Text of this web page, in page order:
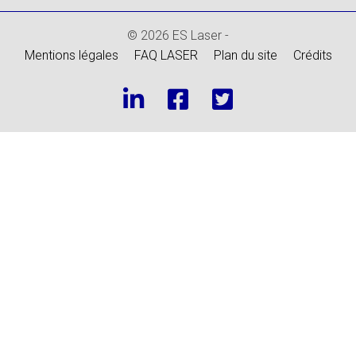
© 2026 ES Laser -
Mentions légales
FAQ LASER Plan du site Crédits